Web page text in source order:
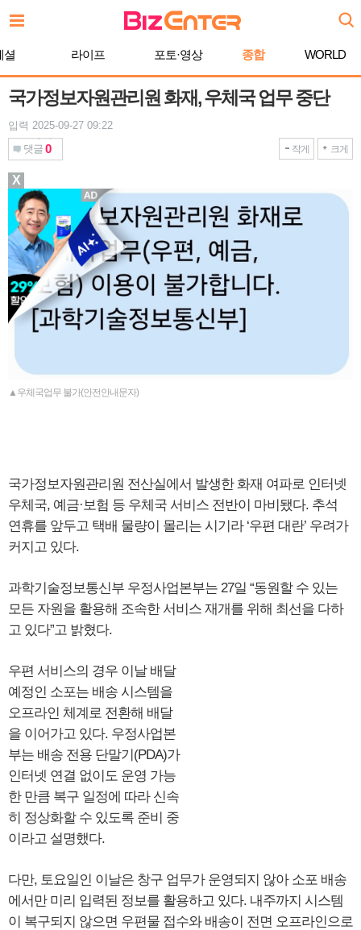
문
로셜 라이프 포토·영상 종합 WORLD
국가정보자원관리원 화재, 우체국 업무 중단
입력 2025-09-27 09:22
댓글 0 작게 크게
▲우체국업무 불가(안전안내문자)
국가정보자원관리원 전산실에서 발생한 화재 여파로 인터넷
우체국, 예금·보험 등 우체국 서비스 전반이 마비됐다. 추석
연휴를 앞두고 택배 물량이 몰리는 시기라 ‘우편 대란’ 우려가
커지고 있다.
과학기술정보통신부 우정사업본부는 27일 “동원할 수 있는
모든 자원을 활용해 조속한 서비스 재개를 위해 최선을 다하
고 있다”고 밝혔다.
우편 서비스의 경우 이날 배달
예정인 소포는 배송 시스템을
오프라인 체계로 전환해 배달
을 이어가고 있다. 우정사업본
부는 배송 전용 단말기(PDA)가
인터넷 연결 없이도 운영 가능
한 만큼 복구 일정에 따라 신속
히 정상화할 수 있도록 준비 중
이라고 설명했다.
다만, 토요일인 이날은 창구 업무가 운영되지 않아 소포 배송
에서만 미리 입력된 정보를 활용하고 있다. 내주까지 시스템
이 복구되지 않으면 우편물 접수와 배송이 전면 오프라인으로
X